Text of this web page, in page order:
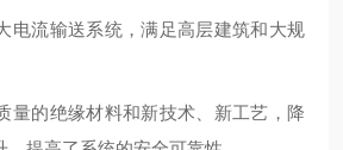
电流输送系统，满足高层建筑和大规
量的绝缘材料和新技术、新工艺，降